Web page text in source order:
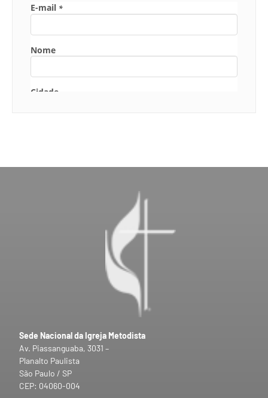
Sede Nacional da Igreja Metodista
Av. Piassanguaba, 3031 –
Planalto Paulista
São Paulo / SP
CEP: 04060-004